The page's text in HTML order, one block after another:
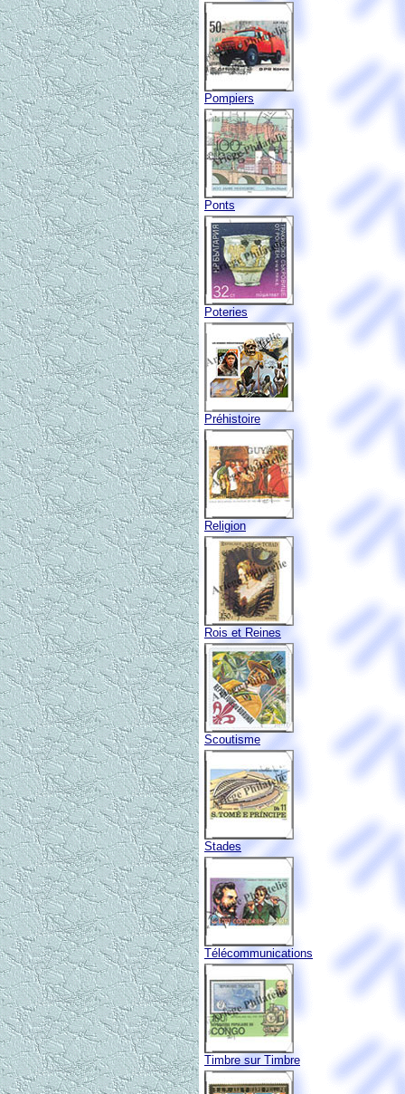
Pompiers
Ponts
Poteries
Préhistoire
Religion
Rois et Reines
Scoutisme
Stades
Télécommunications
Timbre sur Timbre